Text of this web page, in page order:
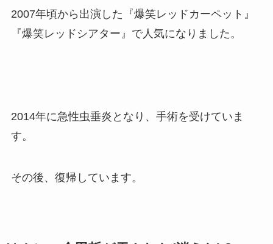
2007年頃から出演した『爆笑レッドカーペット』
『爆笑レッドシアター』で人気になりました。
2014年に急性虫垂炎となり、手術を受けていま
す。
その後、復帰しています。